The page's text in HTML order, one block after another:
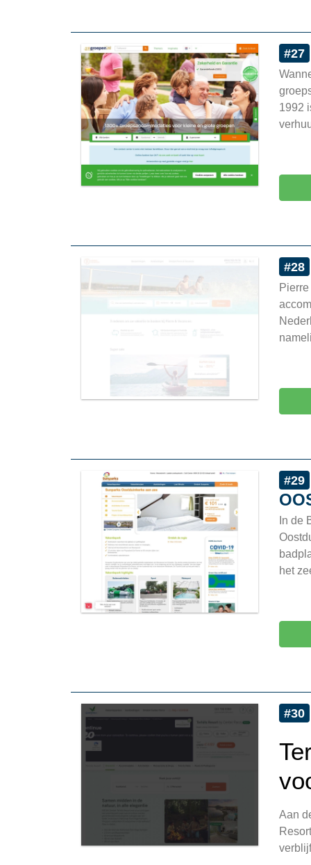
#27
1992
#28
#29
In de
het
#30
Aan